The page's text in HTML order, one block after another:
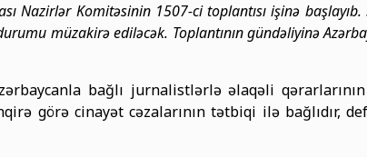
Nazirlər Komitəsinin 1507-ci toplantısı işinə
müzakirə ediləcək. Toplantının gündəliyinə
bağlı jurnalistlərlə əlaqəli
görə cinayət cəzalarının tətbiqi ilə bağlıdır,